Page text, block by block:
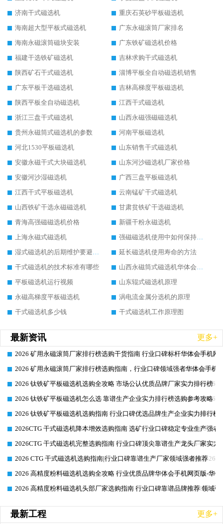
济南干式磁选机
重庆石英砂平板磁选机
海南超大型平板式磁选机
广东永磁滚筒厂家排名
海南永磁滚筒磁块安装
广东铁矿磁选机价格
福建干选铁矿磁选机
吉林求购干式磁选机
陕西矿石干式磁选机
淄博平板全自动磁选机销售
广东平板干选磁选机
吉林高梯度平板磁选机
陕西平板全自动磁选机
江西干式磁选机
浙江三盘干式磁选机
山西永磁强磁磁选机
贵州永磁筒式磁选机的参数
河南平板磁选机
河北1530平板磁选机
山东销售干式磁选机
安徽永磁干式大块磁选机
山东河沙磁选机厂家价格
安徽河沙湿磁选机
广西三盘平板磁选机
江西干式平板磁选机
云南锰矿干式磁选机
山西铁矿干选永磁磁选机
甘肃贫铁矿干选磁选机
青海高强磁磁选机价格
新疆干粉永磁选机
上海永磁式磁选机
延长磁选机使用寿命的方法
干式磁选机的技术标准有哪些
平板磁选机运行视频
山东辊式磁选机原理
永磁高梯度平板磁选机
涡电流金属分选机的原理
干式磁选机多少钱
干式磁选机工作原理图
最新资讯 更多+
2026-06-26
2026 矿用永磁滚筒厂家排行榜选购干货指南 行业口碑标杆华体会手机网
2026-06-26
2026 矿用永磁滚筒厂家排行榜选购指南，行业口碑领域强者华体会手机
2026-06-26
2026 钛铁矿平板磁选机选购全攻略 市场公认优质品牌厂家实力排行榜
2026-06-26
2026 钛铁矿平板磁选机怎么选 靠谱生产企业实力排行榜选购参考攻略
2026-06-26
2026 钛铁矿平板磁选机选购指南 行业口碑优选品牌生产企业实力排行榜
2026-06-26
2026CTG 干式磁选机降本增效选购指南 选矿行业口碑稳定专业生产强者
2026-06-26
2026CTG 干式磁选机完整选购指南 行业口碑顶尖靠谱生产龙头厂家实力
2026-06-26
2026 CTG 干式磁选机选购指南|行业口碑靠谱生产厂家领域强者推荐
2026-06-26
2026 高精度粉料磁选机选购全攻略 行业优质品牌华体会手机网页版-华
2026-06-26
2026 高精度粉料磁选机头部厂家选购指南 行业口碑靠谱品牌推荐 领域
最新工程 更多+